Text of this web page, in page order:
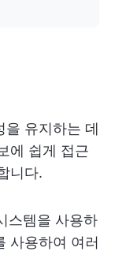
을 유지하는 데
에 쉽게 접근
니다.
스템을 사용하
사용하여 여러